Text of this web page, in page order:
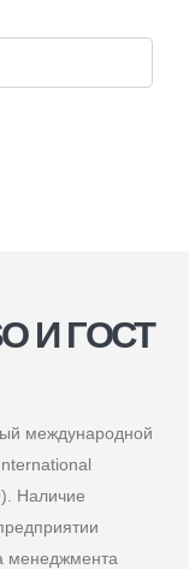
И ГОСТ
международной
Наличие
менеджмента